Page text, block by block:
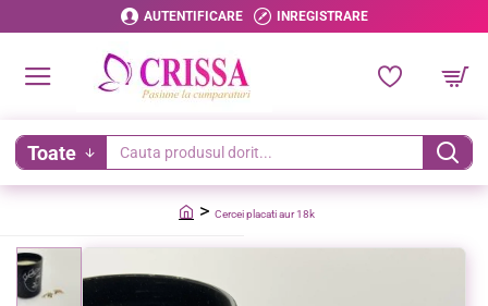
AUTENTIFICARE INREGISTRARE
Toate
Cauta
produsul
Cercei placati aur 18k